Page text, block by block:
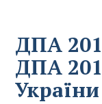
ДПА
ДПА